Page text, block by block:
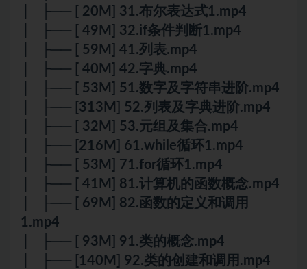
│ ├── [ 20M] 31.布尔表达式1.mp4
│ ├── [ 49M] 32.if条件判断1.mp4
│ ├── [ 59M] 41.列表.mp4
│ ├── [ 40M] 42.字典.mp4
│ ├── [ 53M] 51.数字及字符串进阶.mp4
│ ├── [313M] 52.列表及字典进阶.mp4
│ ├── [ 32M] 53.元组及集合.mp4
│ ├── [216M] 61.while循环1.mp4
│ ├── [ 53M] 71.for循环1.mp4
│ ├── [ 41M] 81.计算机的函数概念.mp4
│ ├── [ 69M] 82.函数的定义和调用
1.mp4
│ ├── [ 93M] 91.类的概念.mp4
│ ├── [140M] 92.类的创建和调用.mp4